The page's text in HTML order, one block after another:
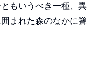
もいうべき一種、異
まれた森のなかに聳